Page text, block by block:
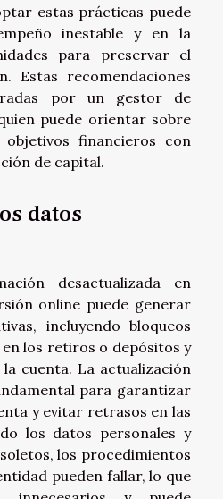
estas prácticas puede
inestable y en la
para preservar el
Estas recomendaciones
por un gestor de
puede orientar sobre
financieros con
de capital.
datos
desactualizada en
online puede generar
incluyendo bloqueos
los retiros o depósitos y
cuenta. La actualización
para garantizar
y evitar retrasos en las
los datos personales y
los procedimientos
pueden fallar, lo que